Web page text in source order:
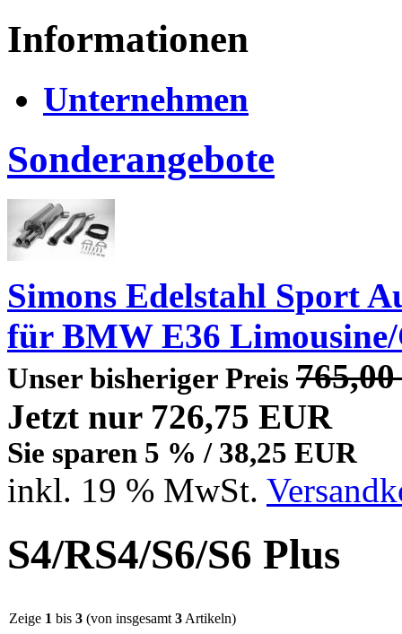
Informationen
Unternehmen
Sonderangebote
Simons Edelstahl Sport
für BMW E36
Unser bisheriger Preis
Jetzt nur 726,75 EUR
Sie sparen 5 % / 38,25 EUR
inkl. 19 % MwSt.
S4/RS4/S6/S6 Plus
Zeige 1 bis 3 (von insgesamt 3 Artikeln)